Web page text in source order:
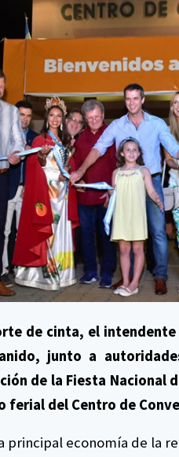
de cinta, el
junto a
de la Fiesta Nacional
ferial del Centro de
principal economía de la